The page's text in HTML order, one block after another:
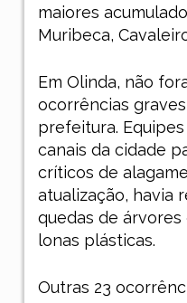
maiores
Muribeca,
Em Olinda, não
ocorrências
prefeitura.
canais da cidade
críticos de
atualização, havia
quedas de
lonas plásticas.
Outras 23